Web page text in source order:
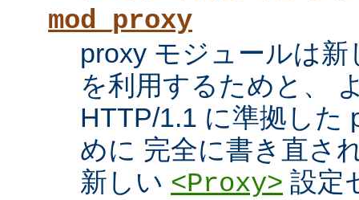
mod_proxy
proxy モジュールは
を利用するためと、
HTTP/1.1 に準拠した
めに 完全に書き直さ
新しい <Proxy> 設定